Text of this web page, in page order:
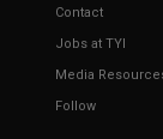
Contact
Jobs at TYI
Media
Follow